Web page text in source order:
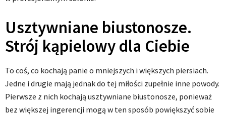
Usztywniane biustonosze.
Strój kąpielowy dla Ciebie
To coś, co kochają panie o mniejszych i większych piersiach.
Jedne i drugie mają jednak do tej miłości zupełnie inne powody.
Pierwsze z nich kochają usztywniane biustonosze, ponieważ
bez większej ingerencji mogą w ten sposób powiększyć sobie